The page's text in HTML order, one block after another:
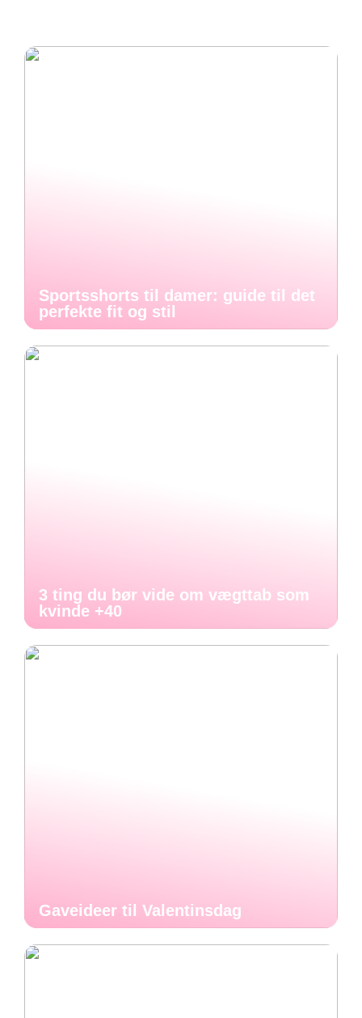
Sportsshorts til damer: guide til det
perfekte fit og stil
3 ting du bør vide om vægttab som
kvinde +40
Gaveideer til Valentinsdag